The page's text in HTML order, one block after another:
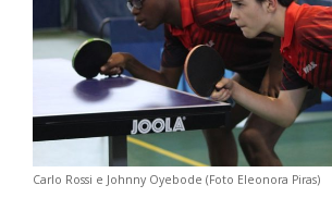
Carlo Rossi e Johnny Oyebode (Foto Eleonora Piras)